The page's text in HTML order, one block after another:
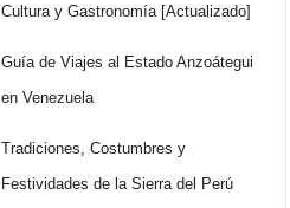
Cultura y Gastronomía [Actualizado]
Guía de Viajes al Estado Anzoátegui
en Venezuela
Tradiciones, Costumbres y
Festividades de la Sierra del Perú